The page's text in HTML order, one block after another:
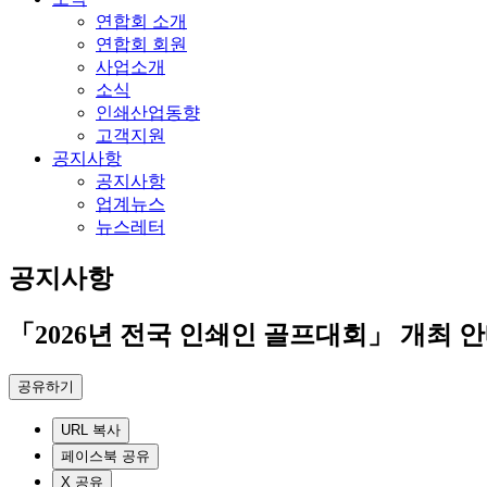
연합회 소개
연합회 회원
사업소개
소식
인쇄산업동향
고객지원
공지사항
공지사항
업계뉴스
뉴스레터
공지사항
「2026년 전국 인쇄인 골프대회」 개최
공유하기
URL 복사
페이스북 공유
X 공유